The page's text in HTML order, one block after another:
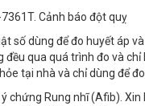
Cảnh báo đột quỵ
số dùng để đo huyết áp
qua quá trình đo và
tại nhà và chỉ dùng để
chứng Rung nhĩ (Afib).